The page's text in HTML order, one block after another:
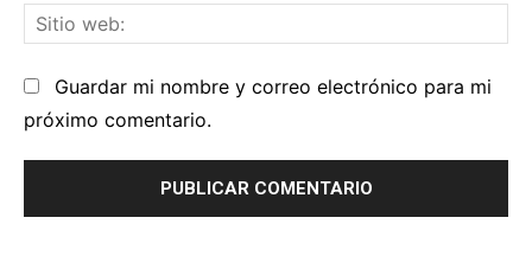
Guardar mi nombre y correo electrónico para mi
próximo comentario.